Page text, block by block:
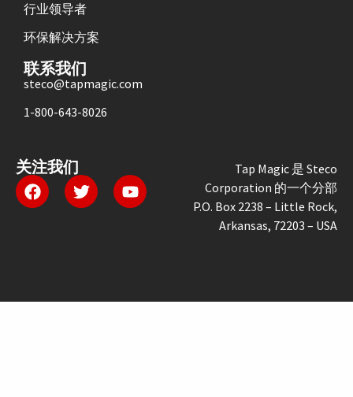
行业领导者
环保解决方案
联系我们
steco@tapmagic.com
1-800-643-8026
关注我们
Tap Magic 是 Steco
Corporation 的一个分部
P.O. Box 2238 – Little Rock,
Arkansas, 72203 – USA